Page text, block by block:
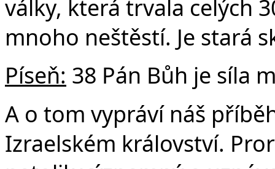
války, která trvala celých
mnoho neštěstí. Je stará
Píseň: 38 Pán Bůh je síla
A o tom vypráví náš
Izraelském království.